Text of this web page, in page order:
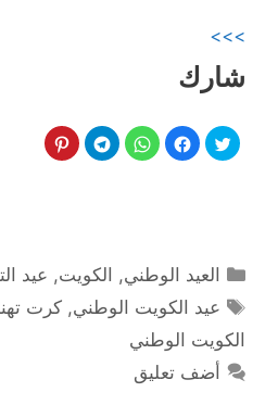
>>>
شارك
التصنيفات
العيد الوطني, الكويت, عيد
الوسوم
عيد الكويت الوطني,كرت
الكويت الوطني
أضف تعليق